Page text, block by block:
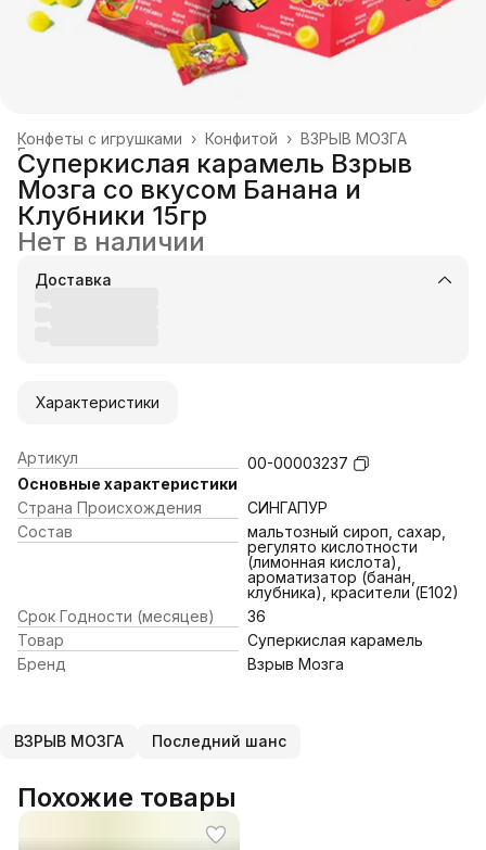
ВЗРЫВ МОЗГА
Конфитой ›
Конфеты с игрушками ›
Главная
Суперкислая карамель Взрыв
Мозга со вкусом Банана и
Клубники 15гр
Нет в наличии
Доставка
Характеристики
Артикул
00-00003237
Основные характеристики
Страна Происхождения
СИНГАПУР
Состав
мальтозный сироп, сахар,
регулято кислотности
(лимонная кислота),
ароматизатор (банан,
клубника), красители (Е102)
Срок Годности (месяцев)
36
Товар
Суперкислая карамель
Бренд
Взрыв Мозга
ВЗРЫВ МОЗГА Последний шанс
Похожие товары